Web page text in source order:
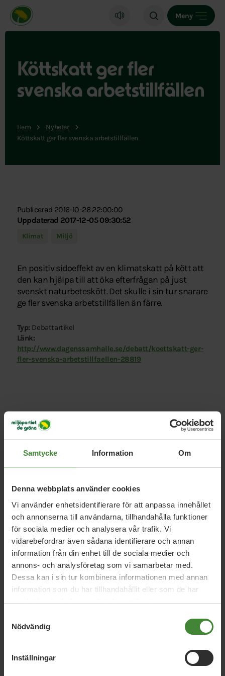
Samtycke Information Om
Denna webbplats använder cookies
Vi använder enhetsidentifierare för att anpassa innehållet
och annonserna till användarna, tillhandahålla funktioner
för sociala medier och analysera vår trafik. Vi
vidarebefordrar även sådana identifierare och annan
information från din enhet till de sociala medier och
annons- och analysföretag som vi samarbetar med.
Dessa kan i sin tur kombinera informationen med annan
information som du har tillhandahållit eller som de har
samlat in när du har använt deras tjänster.
Nödvändig
Inställningar
Miljöpartiet de gröna, startsida
Meny
Köttskatt ger fler
svenska arbetstillfällen
Hem
Nyheter
Köttskatt ger fler svenska arbetstillfällen
Publicerad 2016-10-26 22:00:00
Uppdaterad 2017-12-05 09:30:52
Klimat Miljö
En positiv sidoeffekt av en klimatskatt på kött att
den kan hjälpa till att öka efterfrågan på just
svenskt naturbeteskött. Det skulle i sin tur snarare
ge fler svenska arbetstillfällen än färre.
Typ: Debattartikel
Länk:
http://www.dagenssamhalle.se/debatt/koettskatt-ger-
fler-svenska-arbetstillfaellen-28819
Relaterade nyheter
Daniel Helldéns Almedalstal
18 maj 2026
MP presenterar industripaket för hållbar
konkurrenskraft